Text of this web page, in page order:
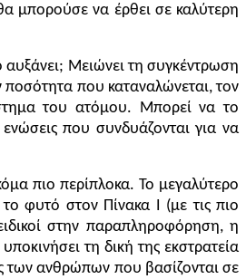
μπορούσε να έρθει σε καλύτερη
αυξάνει; Μειώνει τη συγκέντρωση
ποσότητα που καταναλώνεται, τον
του ατόμου. Μπορεί να το
που συνδυάζονται για να
πιο περίπλοκα. Το μεγαλύτερο
το φυτό στον Πίνακα
(με τις πιο
στην παραπληροφόρηση, η
τη δική της εκστρατεία
των ανθρώπων που βασίζονται σε